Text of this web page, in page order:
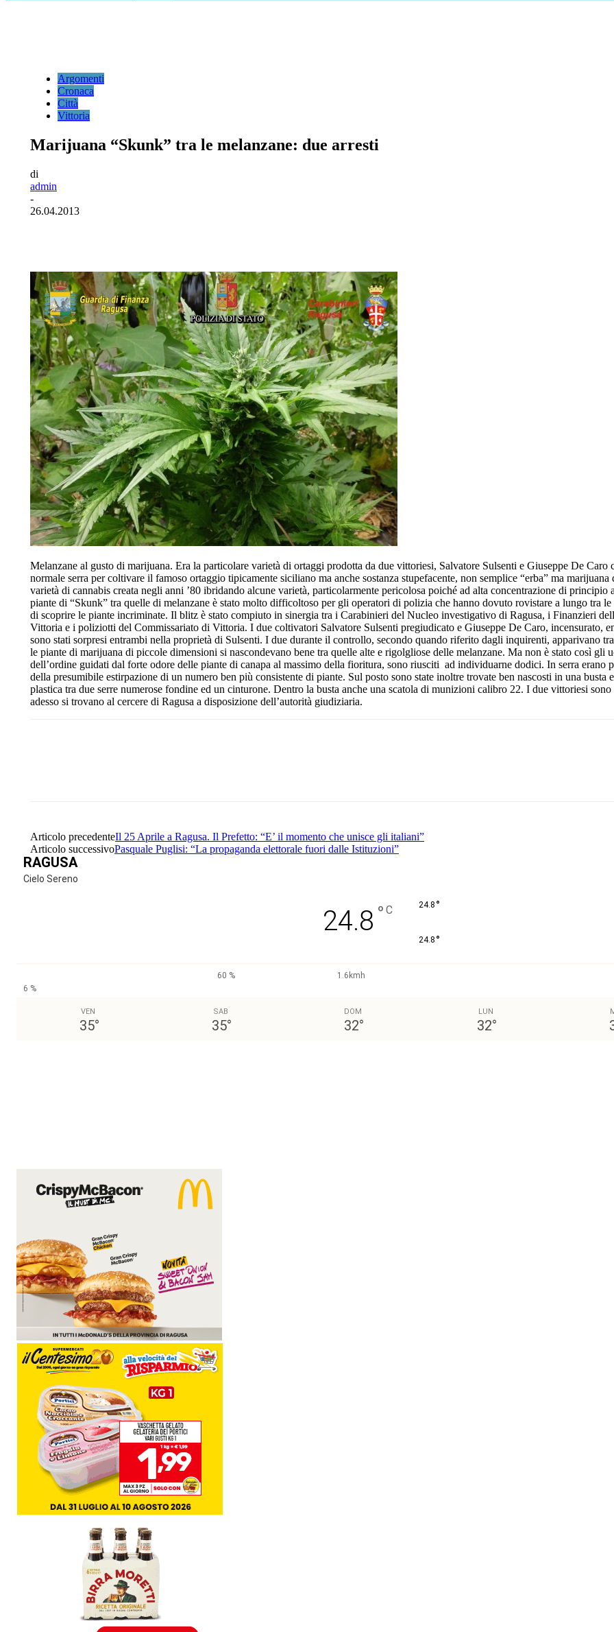
Argomenti
Cronaca
Città
Vittoria
Marijuana “Skunk” tra le melanzane: due arresti
di
admin
-
26.04.2013
Melanzane al gusto di marijuana. Era la particolare varietà di ortaggi prodotta da due vittoriesi, Salvatore Sulsenti e Giuseppe De Caro
normale serra per coltivare il famoso ortaggio tipicamente siciliano ma anche sostanza stupefacente, non semplice “erba” ma marijuana
varietà di cannabis creata negli anni ’80 ibridando alcune varietà, particolarmente pericolosa poiché ad alta concentrazione di
piante di “Skunk” tra quelle di melanzane è stato molto difficoltoso per gli operatori di polizia che hanno dovuto rovistare a lungo tra
di scoprire le piante incriminate. Il blitz è stato compiuto in sinergia tra i Carabinieri del Nucleo investigativo di Ragusa, i Finanzieri
Vittoria e i poliziotti del Commissariato di Vittoria. I due coltivatori Salvatore Sulsenti pregiudicato e Giuseppe De Caro, incensurato,
sono stati sorpresi entrambi nella proprietà di Sulsenti. I due durante il controllo, secondo quando riferito dagli inquirenti, apparivano
le piante di marijuana di piccole dimensioni si nascondevano bene tra quelle alte e rigolgliose delle melanzane. Ma non è stato così gli
dell’ordine guidati dal forte odore delle piante di canapa al massimo della fioritura, sono riusciti ad individuarne dodici. In serra erano
della presumibile estirpazione di un numero ben più consistente di piante. Sul posto sono state inoltre trovate ben nascosti in una busta
plastica tra due serre numerose fondine ed un cinturone. Dentro la busta anche una scatola di munizioni calibro 22. I due vittoriesi sono
adesso si trovano al cercere di Ragusa a disposizione dell’autorità giudiziaria.
Articolo precedenteIl 25 Aprile a Ragusa. Il Prefetto: “E’ il momento che unisce gli italiani”
Articolo successivoPasquale Puglisi: “La propaganda elettorale fuori dalle Istituzioni”
RAGUSA
Cielo Sereno
24.8 ° C 24.8 °
24.8 °
60 %
1.6kmh
6 %
VEN
35°
SAB
35°
DOM
32°
LUN
32°